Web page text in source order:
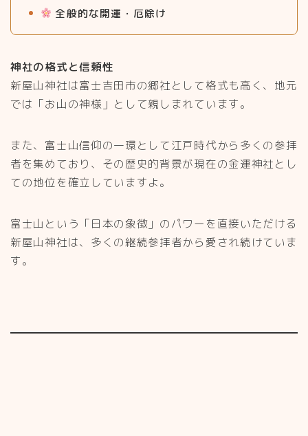
全般的な開運・厄除け
神社の格式と信頼性
新屋山神社は富士吉田市の郷社として格式も高く、地元
では「お山の神様」として親しまれています。
また、富士山信仰の一環として江戸時代から多くの参拝
者を集めており、その歴史的背景が現在の金運神社とし
ての地位を確立していますよ。
富士山という「日本の象徴」のパワーを直接いただける
新屋山神社は、多くの継続参拝者から愛され続けていま
す。